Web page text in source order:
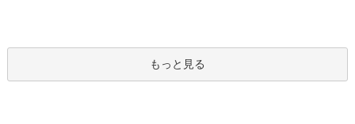
もっと見る